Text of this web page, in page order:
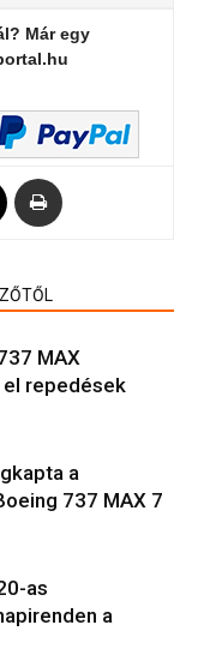
Már egy
MAX
repedések
a
737 MAX 7
as
a